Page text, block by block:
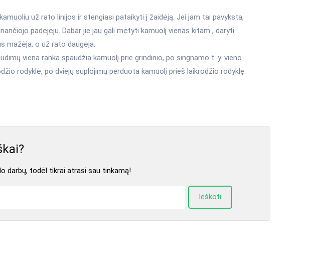
už rato linijos ir stengiasi pataikyti į žaidėją. Jei jam tai pavyksta,
padėjėju. Dabar jie jau gali mėtyti kamuolį vienas kitam , daryti
mažėja, o už rato daugėja.
viena ranka spaudžia kamuolį prie grindinio, po singnamo t. y. vieno
rodyklė, po dviejų suplojimų perduota kamuolį prieš laikrodžio rodyklę.
darbų, todėl tikrai atrasi sau tinkamą!
Ieškoti